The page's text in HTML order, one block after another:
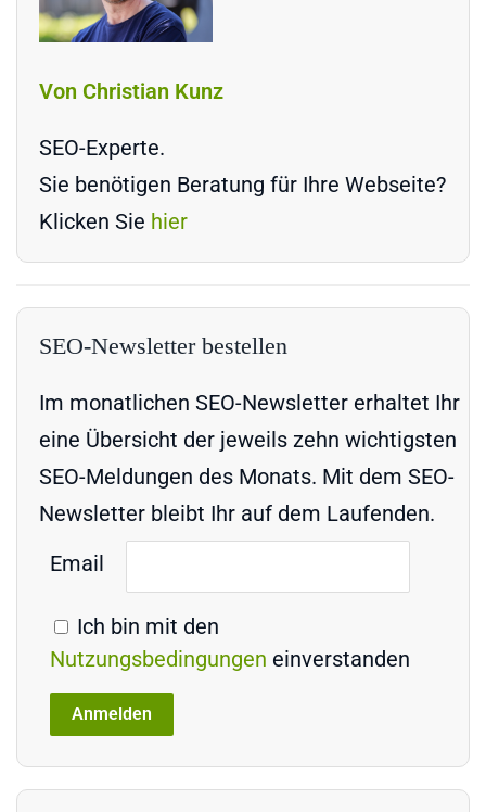
Von Christian Kunz
SEO-Experte.
Sie benötigen Beratung für Ihre Webseite?
Klicken Sie hier
SEO-Newsletter bestellen
Im monatlichen SEO-Newsletter erhaltet Ihr
eine Übersicht der jeweils zehn wichtigsten
SEO-Meldungen des Monats. Mit dem SEO-
Newsletter bleibt Ihr auf dem Laufenden.
Email
Ich bin mit den
Nutzungsbedingungen einverstanden